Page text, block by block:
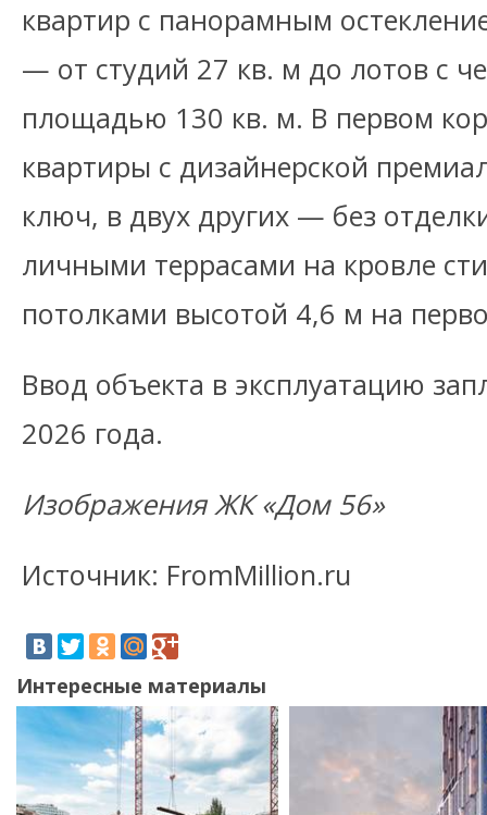
квартир с панорамным
— от студий 27 кв. м до лотов с
площадью 130 кв. м. В первом
квартиры с дизайнерской
ключ, в двух других — без
личными террасами на кровле
потолками высотой 4,6 м на
Ввод объекта в эксплуатацию
2026 года.
Изображения ЖК «Дом 56»
Источник: FromMillion.ru
Интересные материалы